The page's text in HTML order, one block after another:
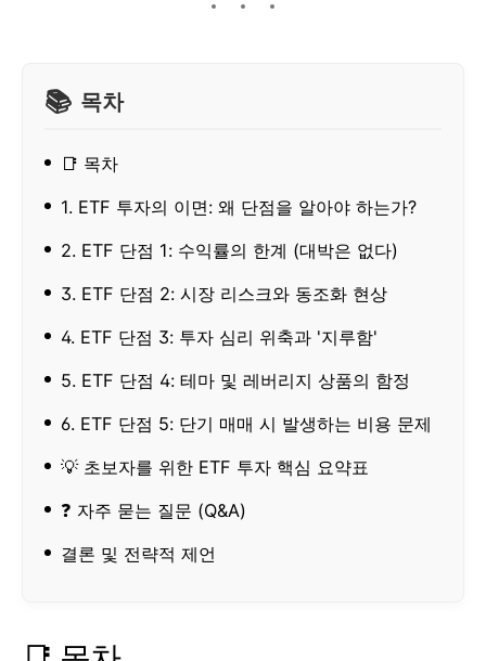
목차
📑 목차
1. ETF 투자의 이면: 왜 단점을 알아야 하는가?
2. ETF 단점 1: 수익률의 한계 (대박은 없다)
3. ETF 단점 2: 시장 리스크와 동조화 현상
4. ETF 단점 3: 투자 심리 위축과 '지루함'
5. ETF 단점 4: 테마 및 레버리지 상품의 함정
6. ETF 단점 5: 단기 매매 시 발생하는 비용 문제
💡 초보자를 위한 ETF 투자 핵심 요약표
❓ 자주 묻는 질문 (Q&A)
결론 및 전략적 제언